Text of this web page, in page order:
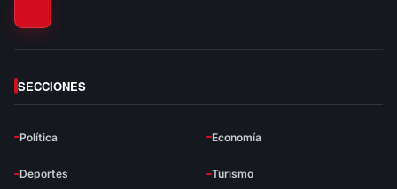
SECCIONES
Política Economía
Deportes Turismo